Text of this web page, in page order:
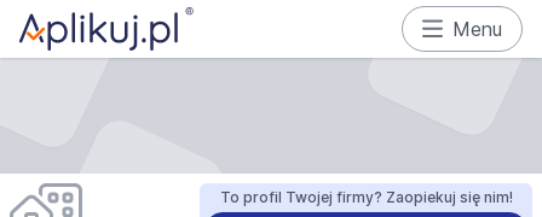
Menu
To profil Twojej firmy? Zaopiekuj się nim!